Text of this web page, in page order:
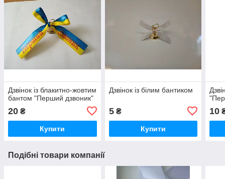
Дзвінок із блакитно-жовтим
бантом "Перший дзвоник"
20 ₴
Купити
Дзвінок із білим бантиком
5₴
Купити
10
Подібні товари компанії